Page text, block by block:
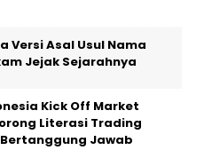
Versi Asal Usul Nama
Jejak Sejarahnya
Kick Off Market
Literasi Trading
Jawab